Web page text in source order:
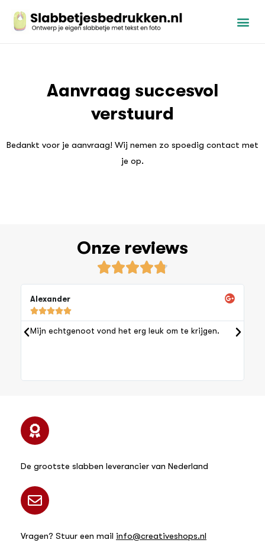
Aanvraag succesvol
verstuurd
Bedankt voor je aanvraag! Wij nemen zo spoedig contact met
je op.
Onze reviews

Alexander

Mijn echtgenoot vond het erg leuk om te krijgen.
De grootste slabben leverancier van Nederland
Vragen? Stuur een mail info@creativeshops.nl